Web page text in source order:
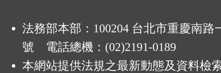
法務部本部：100204 台北市重慶南路
號 電話總機：(02)2191-0189
本網站提供法規之最新動態及資料檢